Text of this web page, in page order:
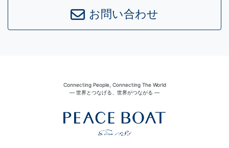
お問い合わせ
Connecting People, Connecting The World
― 世界とつなげる、世界がつながる ―